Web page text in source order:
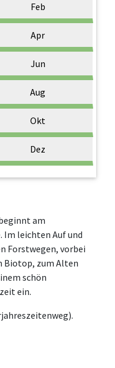
Feb
Apr
Jun
Aug
Okt
Dez
am
Im leichten Auf und
Forstwegen, vorbei
Biotop, zum Alten
schön
ein.